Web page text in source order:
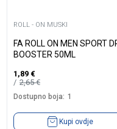
ROLL - ON MUSKI
FA ROLL ON MEN SPORT
BOOSTER 50ML
1,89 €
2,65€
Dostupno boja: 1
Kupi ovdje